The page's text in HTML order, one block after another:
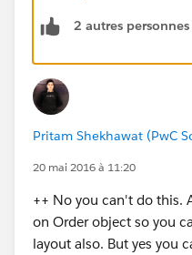
here.)
And, on page layout,
relationship field and
create same label for
Hope that helps :)
2 autres
Pritam Shekhawat (PwC
20 mai 2016 à 11:20
++ No you can't do this.
on Order object so you
layout also. But yes you